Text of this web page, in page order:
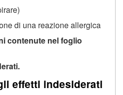
di una reazione allergica
contenute nel foglio
effetti indesiderati